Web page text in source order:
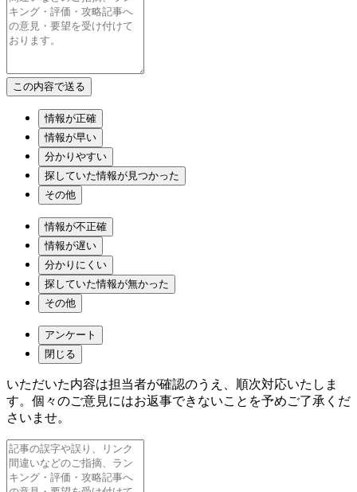
情報が正確
情報が早い
分かりやすい
探していた情報が見つかった
その他
情報が不正確
情報が遅い
分かりにくい
探していた情報が無かった
その他
アンケート
閉じる
いただいた内容は担当者が確認のうえ、順次対応いたしま
す。個々のご意見にはお返事できないことを予めご了承くだ
さいませ。